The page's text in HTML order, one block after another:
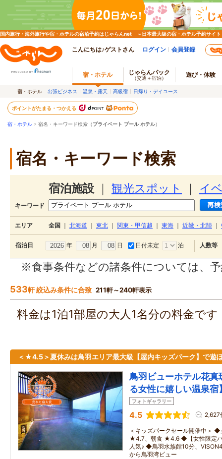
国内旅行・海外旅行や宿・ホテルの宿泊予約はじゃらんnet ～日本最大級の宿・ホテル予約サイト
こんにちは♪ゲストさん ログイン 会員登録
宿・ホテル じゃらんパック
（交通＋宿泊） 遊び・体験
宿・ホテル 出張ビジネス 温泉・露天 高級宿 日帰り・デイユース
ポイントがたまる・つかえる
宿・ホテル > 宿名・キーワード検索（プライベート プール ホテル）
宿名・キーワード検索
宿泊施設 観光スポット イ
キーワード
エリア 全国 北海道 東北 関東・甲信越 東海 近畿・北陸
宿泊日 年 月 日 日付未定 泊 人数等
※食事条件などの諸条件については、
533軒 絞込み条件に合致 211軒～240軒表示
料金は1泊1部屋の大人1名分の料金で
＜★4.5＞夏休みは鳥羽エリア最大級【屋内キッズパーク】で遊
鳥羽ビューホテル花真
る女性に嬉しい温泉宿
フォトギャラリー
4.5 2,627
＜キッズパークセール開催中＞
★4.7、朝食 ★4.6 ◆【女性限定バ
人気♪ ◆鳥羽水族館10分、
から鳥羽湾ビュー